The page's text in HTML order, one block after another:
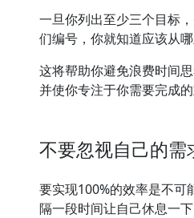
一旦你列出至少三个目标
们编号，你就知道应该从哪
这将帮助你避免浪费时间
并使你专注于你需要完成的
不要忽视自己的需
要实现100%的效率是不可
隔一段时间让自己休息一下